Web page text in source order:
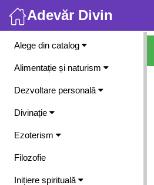
Adevăr Divin
Meniu
Alege din catalog
Alimentație și naturism
Dezvoltare personală
Divinație
Ezoterism
Filozofie
Inițiere spirituală